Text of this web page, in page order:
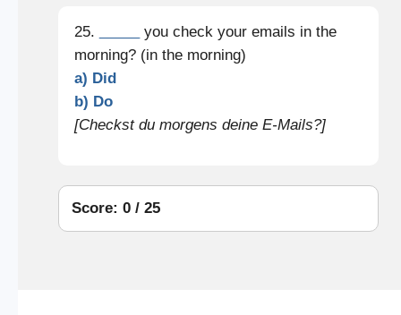
25.
you check your emails in the
morning? (in the morning)
a) Did
b) Do
[Checkst du morgens deine E-Mails?]
Score: 0 / 25